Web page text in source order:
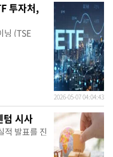
투자처,
닝 (TSE
2026-05-07 04:04:43
텀 시사
적 발표를 진